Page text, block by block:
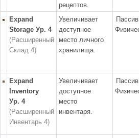
рецептов.
Expand
Storage Ур. 4
(Расширенный
Склад 4)
Увеличивает
доступное
место личного
хранилища.
Expand
Inventory
Ур. 4
(Расширенный
Инвентарь 4)
Увеличивает
доступное
место
инвентаря.